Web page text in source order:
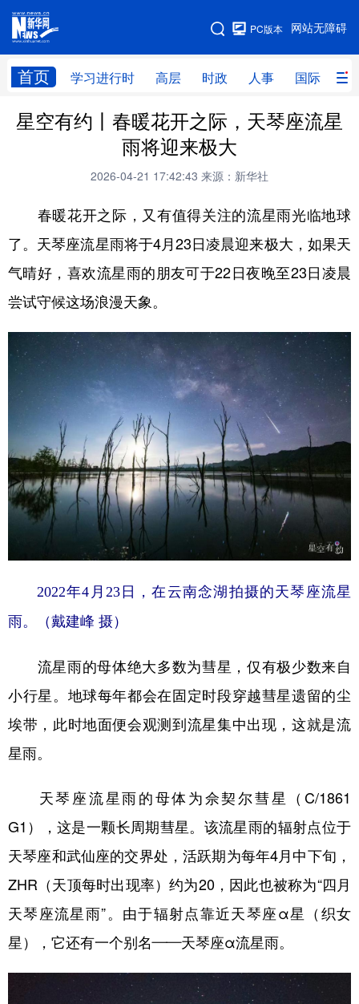
网站无障碍
PC版本
首页 学习进行时 高层 时政 人事 国际 财
网站地图
学习进行时 高层 时政 人事
财经 网评
科技 科创 量子 体育
书画 健康 军事
人居 数字经济
乡村振兴 银龄 溯源中国
城市 旅游 能源 会展
彩票 娱乐 时尚
公益 一带一路 亚太网 上市公司
文化产业
地方频道
北京
浙江 安徽 福建 江西
山东 河南 湖北 湖南
陕西 甘肃 青海 宁夏
新疆 内蒙古 黑龙江
多语种频道
English Español Français
日本語 한국어
星空有约丨春暖花开之际，天琴座流星
雨将迎来极大
2026-04-21 17:42:43 来源：新华社
春暖花开之际，又有值得关注的流星雨光临地球
了。天琴座流星雨将于4月23日凌晨迎来极大，如果天
气晴好，喜欢流星雨的朋友可于22日夜晚至23日凌晨
尝试守候这场浪漫天象。
2022年4月23日，在云南念湖拍摄的天琴座流星
雨。（戴建峰 摄）
流星雨的母体绝大多数为彗星，仅有极少数来自
小行星。地球每年都会在固定时段穿越彗星遗留的尘
埃带，此时地面便会观测到流星集中出现，这就是流
星雨。
天琴座流星雨的母体为佘契尔彗星（C/1861
G1），这是一颗长周期彗星。该流星雨的辐射点位于
天琴座和武仙座的交界处，活跃期为每年4月中下旬，
ZHR（天顶每时出现率）约为20，因此也被称为“四月
天琴座流星雨”。由于辐射点靠近天琴座α星（织女
星），它还有一个别名——天琴座α流星雨。